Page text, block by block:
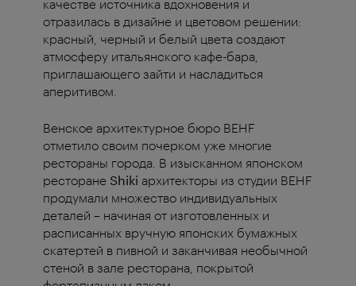
качестве источника вдохновения и
отразилась в дизайне и цветовом решении:
красный, черный и белый цвета создают
атмосферу итальянского кафе-бара,
приглашающего зайти и насладиться
аперитивом.
Венское архитектурное бюро BEHF
отметило своим почерком уже многие
рестораны города. В изысканном японском
ресторане Shiki архитекторы из студии BEHF
продумали множество индивидуальных
деталей – начиная от изготовленных и
расписанных вручную японских бумажных
скатертей в пивной и заканчивая необычной
стеной в зале ресторана, покрытой